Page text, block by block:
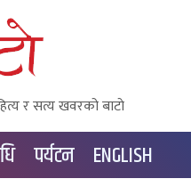
र सत्य खवरको बाटाे
पर्यटन ENGLISH